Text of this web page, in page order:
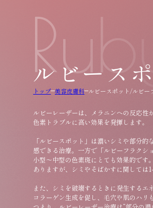
ルビース
トップ 美容皮膚科 ルビースポット/ルビー
ルビーレーザーは、メラニンへの反応
色素トラブルに高い効果を発揮します。
「ルビースポット」は濃いシミや部分
感できる治療。一方で「ルビーフラクシ
小型〜中型の色素斑にとても効果的です
ありますが、シミやそばかすに関しては
また、シミを破壊するときに発生するエ
コラーゲン生成を促し、毛穴や肌のハリ